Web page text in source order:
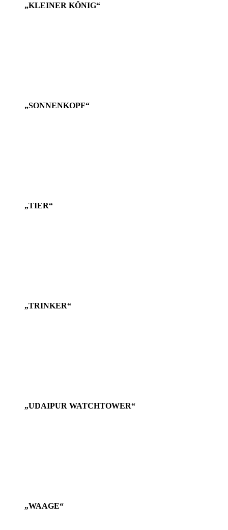
„KLEINER KÖNIG“
„SONNENKOPF“
„TIER“
„TRINKER“
„UDAIPUR WATCHTOWER“
„WAAGE“